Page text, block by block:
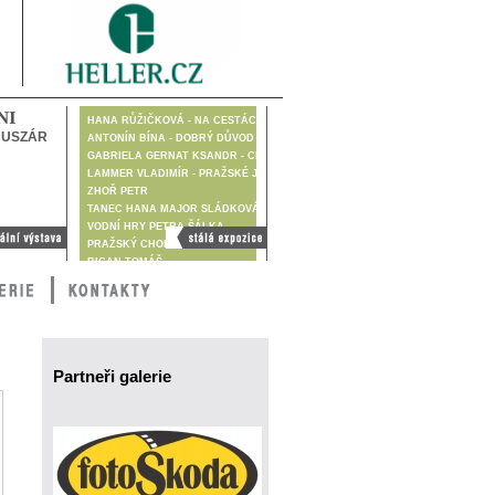
Partneři galerie
HANA RŮŽIČKOVÁ - NA CESTÁCH DIGITÁLNĚ
ANTONÍN BÍNA - DOBRÝ DŮVOD
GABRIELA GERNAT KSANDR - CESTA JE CÍL
LAMMER VLADIMÍR - PRAŽSKÉ JARO 1968
ZHOŘ PETR
TANEC HANA MAJOR SLÁDKOVÁ
VODNÍ HRY PETRA ŠÁLKA
PRAŽSKÝ CHODEC
BICAN TOMÁŠ
BLŠŤÁK MILAN
ČECH VLADIMÍR
Stálá výstava